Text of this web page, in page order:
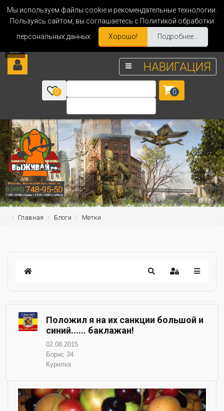
Мы используем файлы cookie и рекомендательные технологии.
Пользуясь сайтом, вы соглашаетесь с Политикой обработки
персональных данных.
Хорошо! Подробнее...
НАВИГАЦИЯ
0 0
Главная Блоги Метки
Положил я на их санкции большой и
синий...... баклажан!
02.08.2015
Борис 34
Курилка